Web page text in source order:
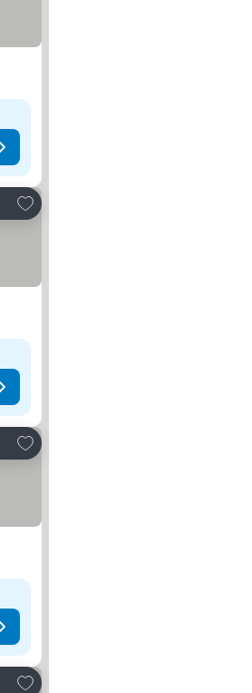
Adicionar aos favoritos
Adicionar aos favoritos
Adicionar aos favoritos